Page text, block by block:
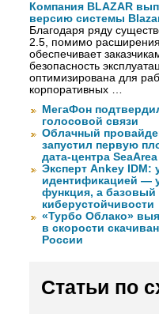
Компания BLAZAR
версию системы
Благодаря ряду
2.5, помимо
обеспечивает
безопасность
оптимизирована для
корпоративных …
МегаФон
голосовой связи
Облачный
запустил первую
дата-центра
Эксперт Ankey IDM:
идентификацией —
функция, а базовый
киберустойчивости
«Турбо Облако»
в скорости
России
Статьи по